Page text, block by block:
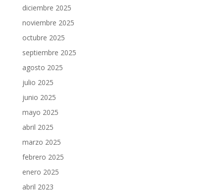
diciembre 2025
noviembre 2025
octubre 2025
septiembre 2025
agosto 2025
julio 2025
junio 2025
mayo 2025
abril 2025
marzo 2025
febrero 2025
enero 2025
abril 2023